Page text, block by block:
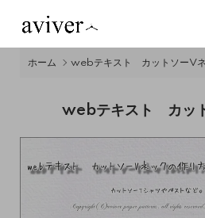
ホーム webテキスト カットソーV
webテキスト カッ